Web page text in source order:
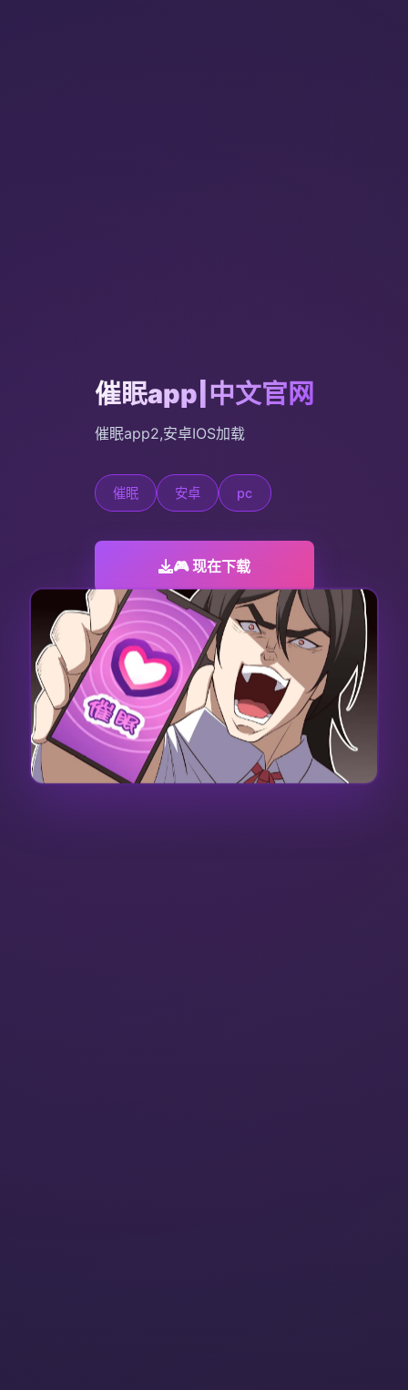
催眠app|中文官网
催眠app2,安卓IOS加载
催眠 安卓 pc
🎮 现在下载